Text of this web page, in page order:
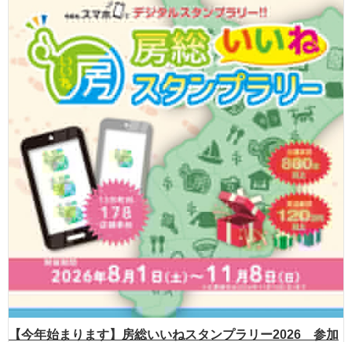
【今年始まります】房総いいねスタンプラリー2026 参加